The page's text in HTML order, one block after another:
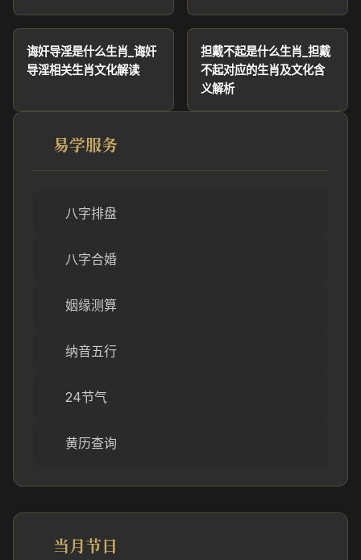
诲奸导淫是什么生肖_诲奸
导淫相关生肖文化解读
担戴不起是什么生肖_担戴
不起对应的生肖及文化含
义解析
易学服务
八字排盘
八字合婚
姻缘测算
纳音五行
24节气
黄历查询
当月节日